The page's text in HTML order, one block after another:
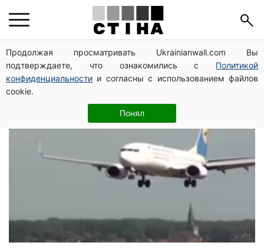
Продолжая просматривать Ukrainianwall.com Вы
подтверждаете, что ознакомились с Политикой
конфиденциальности и согласны с использованием файлов
cookie.
Понял
МАУ